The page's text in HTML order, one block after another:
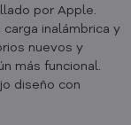
por Apple.
inalámbrica y
nuevos y
más funcional.
diseño con